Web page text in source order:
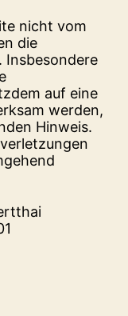
nicht vom
die
auf eine
werden,
Hinweis.